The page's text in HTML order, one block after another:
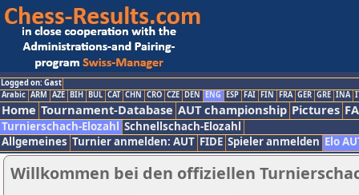
Logged on: Gast
Arabic ARM AZE BIH BUL CAT CHN CRO CZE DEN ENG ESP FAI FIN FRA GER GRE INA
Home Tournament-Database AUT championship Pictures
Turnierschach-Elozahl Schnellschach-Elozahl
Allgemeines Turnier anmelden: AUT FIDE Spieler anmelden Elo
Willkommen bei den offiziellen